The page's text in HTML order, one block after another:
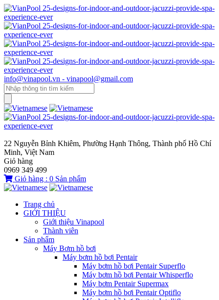
info@vinapool.vn - vinapool@gmail.com
22 Nguyễn Bỉnh Khiêm, Phường Hạnh Thông, Thành phố Hồ Chí
Minh, Việt Nam
Giỏ hàng
0969 349 499
Giỏ hàng : 0 Sản phẩm
Trang chủ
GIỚI THIỆU
Giới thiệu Vinapool
Thành viên
Sản phẩm
Máy Bơm hồ bơi
Máy bơm hồ bơi Pentair
Máy bơm hồ bơi Pentair Superflo
Máy bơm hồ bơi Pentair Whisperflo
Máy bơm Pentair Supermax
Máy bơm hồ bơi Pentair Optiflo